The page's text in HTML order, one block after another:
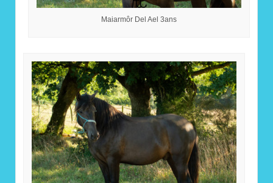
Maiarmôr Del Ael 3ans